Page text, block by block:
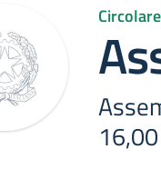
16,00